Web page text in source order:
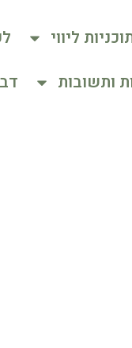
ליווי
ותשובות